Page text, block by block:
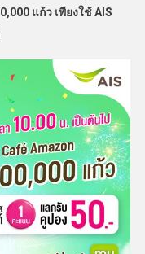
แก้ว เพียงใช้ AIS